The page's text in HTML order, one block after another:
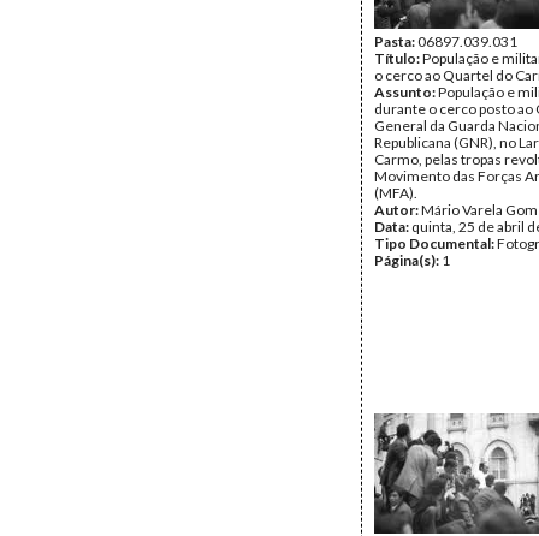
Pasta:06897.039.031
Título:População e
o cerco ao Quartel do
Assunto:População e
durante o cerco posto ao
General da Guarda
Republicana (GNR), no
Carmo, pelas tropas
Movimento das Forças
(MFA).
Autor:Mário Varela
Data: quinta, 25 de abril
Tipo Documental:
Página(s): 1